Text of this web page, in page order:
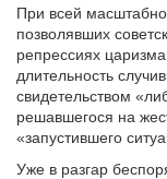
При всей
позволявших
репрессиях
длительность
свидетельством
решавшегося на
«запустившего
Уже в разгар